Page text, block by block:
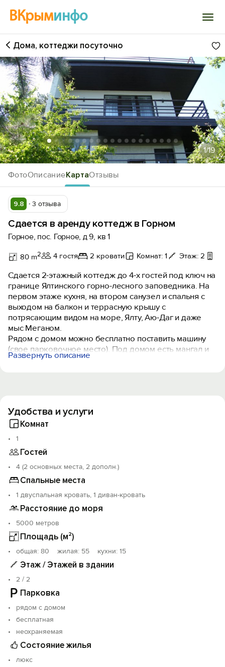
ВКрыминфо
Войти
Избранное
История просмотра
Добавить свой объект
ФотоОписаниеКартаОтзывы
Дома, коттеджи посуточно
1/19
9.8 3 отзыва
Сдается в аренду коттедж в Горном
Горное, пос. Горное, д 9, кв 1
80 m2 4 гостя 2 кровати Комнат: 1 Этаж: 2
Сдается 2-этажный коттедж до 4-х гостей под ключ на
границе Ялтинского горно-лесного заповедника. На
первом этаже кухня, на втором санузел и спальня с
выходом на балкон и террасную крышу с
потрясающим видом на море, Ялту, Аю-Даг и даже
мыс Меганом.
Рядом с домом можно бесплатно поставить машину
(свое парковочное место). Под домом есть мангал и
дрова.
Можно отдыхать с мелкими животными до 5 кг, но по
согласованию при подаче заявки.
Развернуть описание
Удобства и услуги
Комнат
1
Гостей
4 (2 основных места, 2 дополн.)
Спальные места
1 двуспальная кровать, 1 диван-кровать
Расстояние до моря
5000 метров
Площадь (м²)
oбщая: 80 жилая: 55 кухни: 15
Этаж / Этажей в здании
2 / 2
Парковка
рядом с домом
бесплатная
неохраняемая
Состояние жилья
люкс